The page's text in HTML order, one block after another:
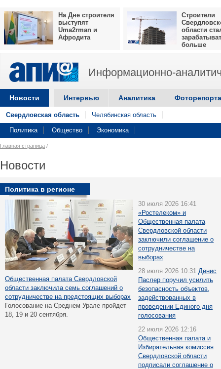
На Дне строителя
выступят
Uma2rman и
Афродита
Строители
области
больше
Информационно-
Новости Интервью Аналитика
Свердловская область Челябинская область
Политика Общество Экономика
Главная страница /
Новости
Политика в регионе
Общественная палата Свердловской
области заключила семь соглашений о
сотрудничестве на предстоящих выборах
Голосование на Среднем Урале пройдет
18, 19 и 20 сентября.
30 июля 2026 16:41
«Ростелеком» и
Общественная палата
Свердловской области
заключили соглашение о
сотрудничестве на
выборах
28 июля 2026 10:31 Денис
Паслер поручил усилить
безопасность объектов,
задействованных в
проведении Единого дня
голосования
22 июля 2026 12:16
Общественная палата и
Избирательная комиссия
Свердловской области
подписали соглашение о